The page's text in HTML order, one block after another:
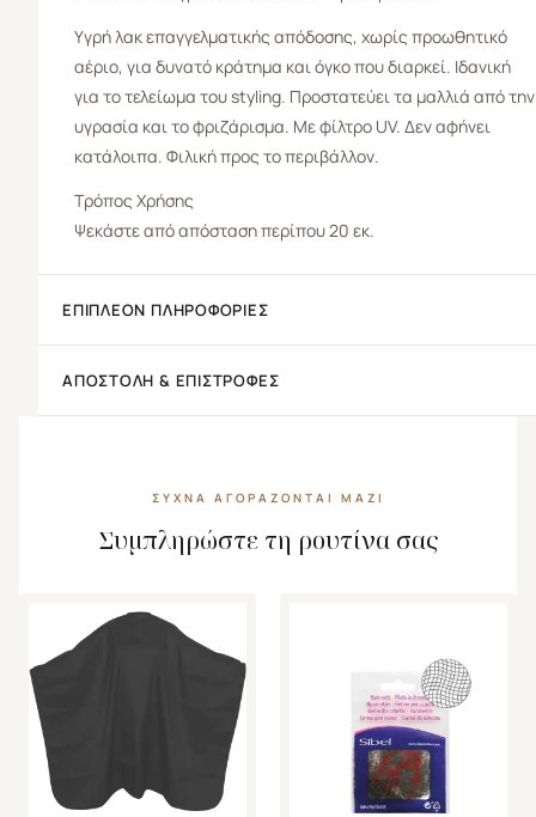
Yγρή λακ επαγγελματικής απόδοσης, χωρίς προωθητικό
αέριο, για δυνατό κράτημα και όγκο που διαρκεί. Ιδανική
για το τελείωμα του styling. Προστατεύει τα μαλλιά από την
υγρασία και το φριζάρισμα. Με φίλτρο UV. Δεν αφήνει
κατάλοιπα. Φιλική προς το περιβάλλον.
Τρόπος Χρήσης
Ψεκάστε από απόσταση περίπου 20 εκ.
ΕΠΙΠΛΈΟΝ ΠΛΗΡΟΦΟΡΊΕΣ
ΑΠΟΣΤΟΛΉ & ΕΠΙΣΤΡΟΦΈΣ
ΣΥΧΝΆ ΑΓΟΡΆΖΟΝΤΑΙ ΜΑΖΊ
Συμπληρώστε τη ρουτίνα σας